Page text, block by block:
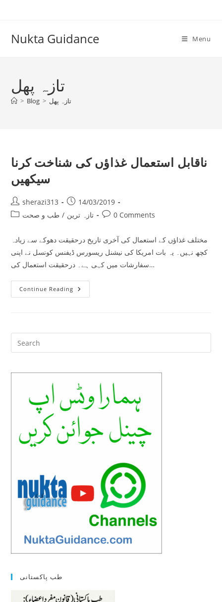
Nukta Guidance Menu
تازہ پھل
> Blog > تازہ پھل
ناقابل استعمال غذاؤں کی شناخت کرنا
سیکھیں
Post
author:
sherazi313
Post
published:
14/03/2019
Post
تازہ ترین / طب و صحت
Post0 Comments
مختلف غذاﺅں کے استعمال کی آخری تاریخ درحقیقت دھوکے سے زیادہ
کچھ نہیں۔ یہ بات امریکا کی نیشنل ریسورس ڈیفنس کونسل نے اپنی
سفارشات میں کہی ہے۔ درحقیقت استعمال کی…
Continue Reading ناقابل
استعمال
سیکھیں
طب پاکستانی